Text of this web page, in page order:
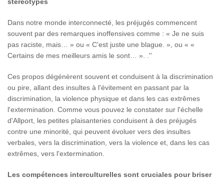
Dans notre monde interconnecté, les préjugés commencent
souvent par des remarques inoffensives comme : « Je ne suis
pas raciste, mais… » ou « C'est juste une blague. », ou « «
Certains de mes meilleurs amis le sont… ». .''
Ces propos dégénèrent souvent et conduisent à la discrimination
ou pire, allant des insultes à l'évitement en passant par la
discrimination, la violence physique et dans les cas extrêmes
l'extermination. Comme vous pouvez le constater sur l'échelle
d'Allport, les petites plaisanteries conduisent à des préjugés
contre une minorité, qui peuvent évoluer vers des insultes
verbales, vers la discrimination, vers la violence et, dans les cas
extrêmes, vers l'extermination.
Les compétences interculturelles sont cruciales pour briser